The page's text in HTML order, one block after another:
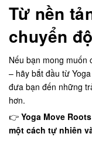
Từ nền
chuyển
Nếu bạn mong muốn
– hãy bắt đầu từ
đưa bạn đến những
hơn.
👉 Yoga Move
một cách tự nhiên